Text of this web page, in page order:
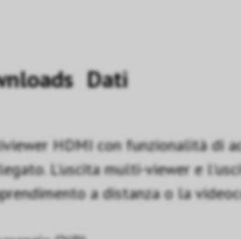
Dati
HDMI con funzionalità di
L'uscita multi-viewer e
a distanza o la